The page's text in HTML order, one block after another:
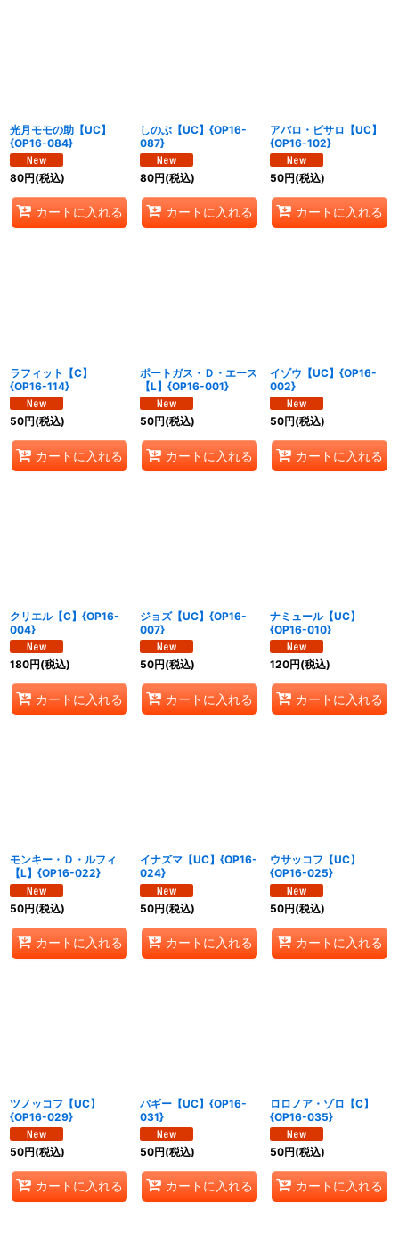
光月モモの助【UC】
{OP16-084}
80円(税込)
カートに入れる
しのぶ【UC】{OP16-
087}
80円(税込)
カートに入れる
アバロ・ピサロ【UC】
{OP16-102}
50円(税込)
カートに入れる
ラフィット【C】
{OP16-114}
50円(税込)
カートに入れる
ポートガス・Ｄ・エース
【L】{OP16-001}
50円(税込)
カートに入れる
イゾウ【UC】{OP16-
002}
50円(税込)
カートに入れる
クリエル【C】{OP16-
004}
180円(税込)
カートに入れる
ジョズ【UC】{OP16-
007}
50円(税込)
カートに入れる
ナミュール【UC】
{OP16-010}
120円(税込)
カートに入れる
モンキー・Ｄ・ルフィ
【L】{OP16-022}
50円(税込)
カートに入れる
イナズマ【UC】{OP16-
024}
50円(税込)
カートに入れる
ウサッコフ【UC】
{OP16-025}
50円(税込)
カートに入れる
ツノッコフ【UC】
{OP16-029}
50円(税込)
カートに入れる
バギー【UC】{OP16-
031}
50円(税込)
カートに入れる
ロロノア・ゾロ【C】
{OP16-035}
50円(税込)
カートに入れる